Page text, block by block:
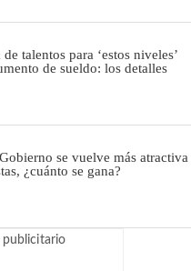
talentos para ‘estos niveles’
de sueldo: los detalles
se vuelve más atractiva
¿cuánto se gana?